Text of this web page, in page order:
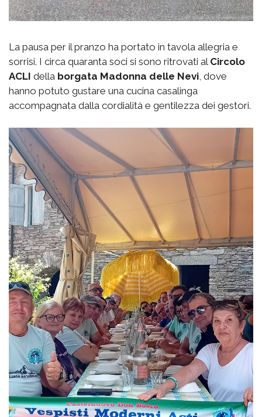
La pausa per il pranzo ha portato in tavola allegria e
sorrisi. I circa quaranta soci si sono ritrovati al Circolo
ACLI della borgata Madonna delle Nevi , dove
hanno potuto gustare una cucina casalinga
accompagnata dalla cordialità e gentilezza dei gestori.